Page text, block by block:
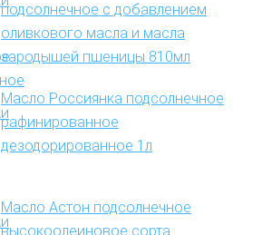
подсолнечное с добавлением
оливкового масла и масла
зародышей пшеницы 810мл
Масло Россиянка подсолнечное
рафинированное
дезодорированное 1л
Масло Астон подсолнечное
высокоолеиновое сорта